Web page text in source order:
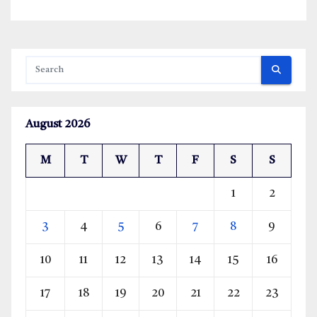
August 2026
M T W T F S S
1 2
3 4 5 6 7 8 9
10 11 12 13 14 15 16
17 18 19 20 21 22 23